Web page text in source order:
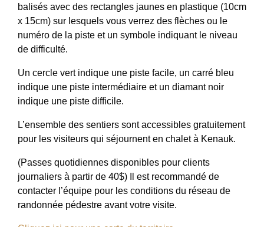
balisés avec des rectangles jaunes en plastique (10cm
x 15cm) sur lesquels vous verrez des flèches ou le
numéro de la piste et un symbole indiquant le niveau
de difficulté.
Un cercle vert indique une piste facile, un carré bleu
indique une piste intermédiaire et un diamant noir
indique une piste difficile.
L’ensemble des sentiers sont accessibles gratuitement
pour les visiteurs qui séjournent en chalet à Kenauk.
(Passes quotidiennes disponibles pour clients
journaliers à partir de 40$) Il est recommandé de
contacter l’équipe pour les conditions du réseau de
randonnée pédestre avant votre visite.